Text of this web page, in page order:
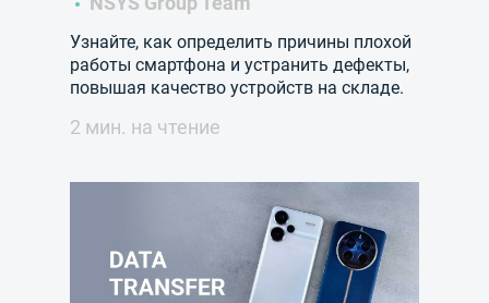
Узнайте, как определить причины плохой
работы смартфона и устранить дефекты,
повышая качество устройств на складе.
2 мин. на чтение